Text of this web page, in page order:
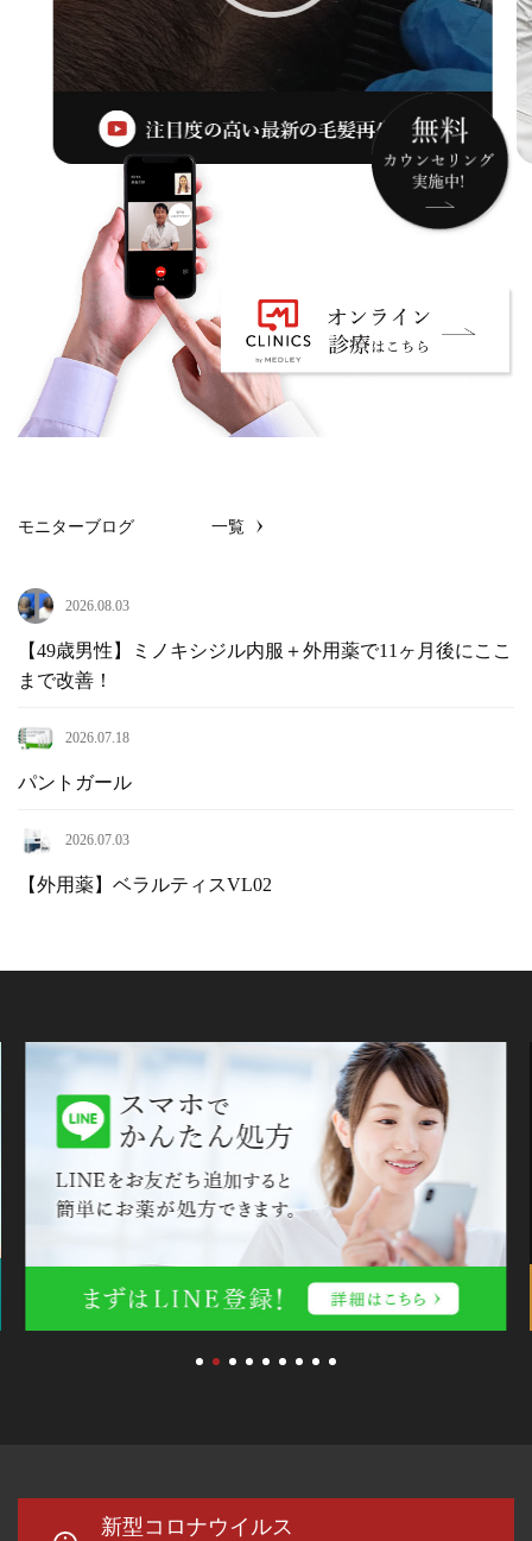
モニターブログ 一覧
2026.08.03
【49歳男性】ミノキシジル内服＋外用薬で11ヶ月後にここ
まで改善！
2026.07.18
パントガール
2026.07.03
【外用薬】ベラルティスVL02
新型コロナウイルス